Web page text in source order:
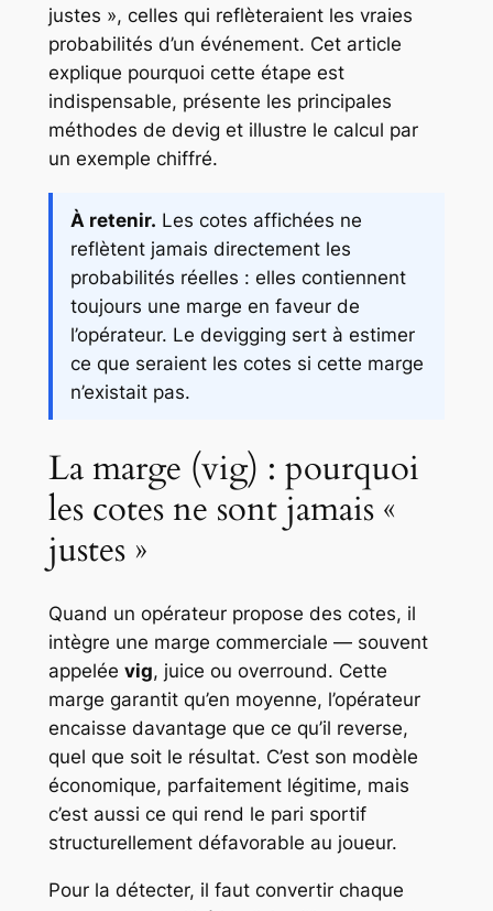
justes », celles qui reflèteraient les vraies
probabilités d’un événement. Cet article
explique pourquoi cette étape est
indispensable, présente les principales
méthodes de devig et illustre le calcul par
un exemple chiffré.
À retenir. Les cotes affichées ne
reflètent jamais directement les
probabilités réelles : elles contiennent
toujours une marge en faveur de
l’opérateur. Le devigging sert à estimer
ce que seraient les cotes si cette marge
n’existait pas.
La marge (vig) : pourquoi
les cotes ne sont jamais «
justes »
Quand un opérateur propose des cotes, il
intègre une marge commerciale — souvent
appelée vig, juice ou overround. Cette
marge garantit qu’en moyenne, l’opérateur
encaisse davantage que ce qu’il reverse,
quel que soit le résultat. C’est son modèle
économique, parfaitement légitime, mais
c’est aussi ce qui rend le pari sportif
structurellement défavorable au joueur.
Pour la détecter, il faut convertir chaque